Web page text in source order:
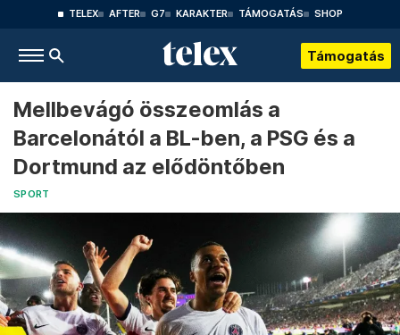
TELEX AFTER G7 KARAKTER TÁMOGATÁS SHOP
Támogatás
Mellbevágó összeomlás a
Barcelonától a BL-ben, a PSG és a
Dortmund az elődöntőben
SPORT